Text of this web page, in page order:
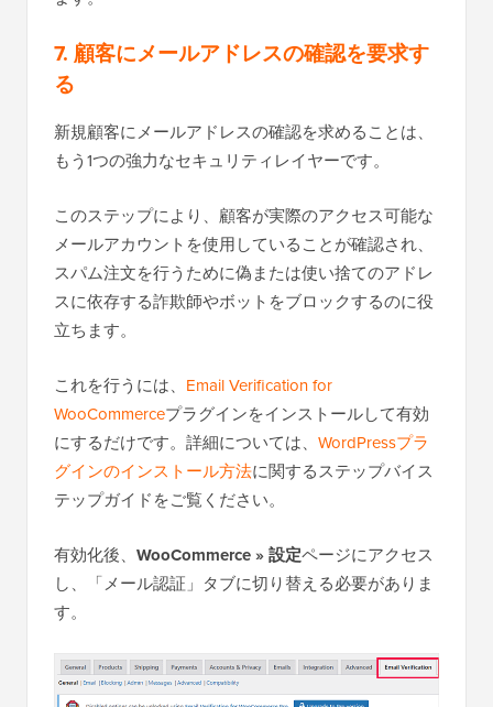
7. 顧客にメールアドレスの確認を要求す
る
新規顧客にメールアドレスの確認を求めることは、
もう1つの強力なセキュリティレイヤーです。
このステップにより、顧客が実際のアクセス可能な
メールアカウントを使用していることが確認され、
スパム注文を行うために偽または使い捨てのアドレ
スに依存する詐欺師やボットをブロックするのに役
立ちます。
これを行うには、 Email Verification for
WooCommerceプラグインをインストールして有効
にするだけです。詳細については、 WordPressプラ
グインのインストール方法に関するステップバイス
テップガイドをご覧ください。
有効化後、 WooCommerce » 設定ページにアクセス
し、「メール認証」タブに切り替える必要がありま
す。